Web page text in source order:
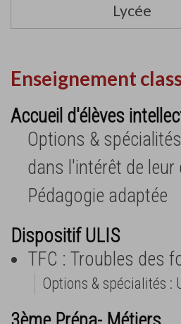
Lycée
Enseignement
Accueil d'élèves
Options &
dans l'intérêt de
Pédagogie adaptée
Dispositif ULIS
TFC : Troubles des
Options & spécialités :